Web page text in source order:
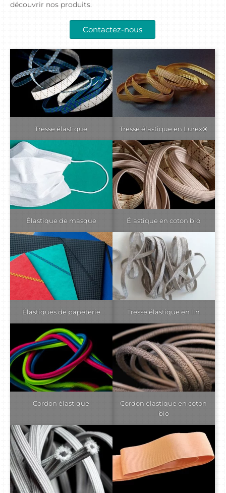
découvrir nos produits.
Contactez-nous
Tresse élastique Tresse élastique en Lurex®
Élastique de masque Élastique en coton bio
Élastiques de papeterie Tresse élastique en lin
Cordon élastique
Cordon élastique en coton
bio